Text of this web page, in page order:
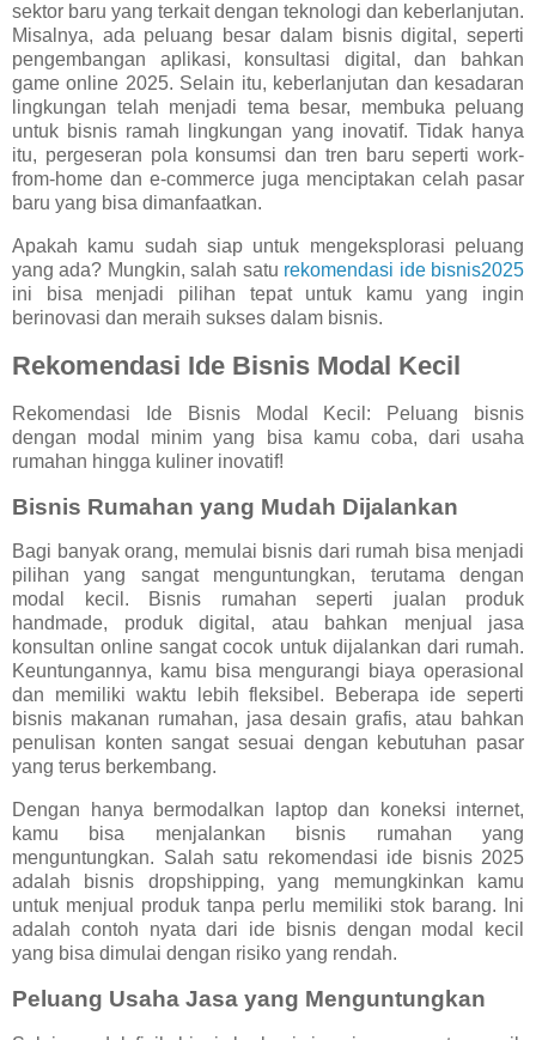
sektor baru yang terkait dengan teknologi dan keberlanjutan.
Misalnya, ada peluang besar dalam bisnis digital, seperti
pengembangan aplikasi, konsultasi digital, dan bahkan
game online 2025. Selain itu, keberlanjutan dan kesadaran
lingkungan telah menjadi tema besar, membuka peluang
untuk bisnis ramah lingkungan yang inovatif. Tidak hanya
itu, pergeseran pola konsumsi dan tren baru seperti work-
from-home dan e-commerce juga menciptakan celah pasar
baru yang bisa dimanfaatkan.
Apakah kamu sudah siap untuk mengeksplorasi peluang
yang ada? Mungkin, salah satu rekomendasi ide bisnis2025
ini bisa menjadi pilihan tepat untuk kamu yang ingin
berinovasi dan meraih sukses dalam bisnis.
Rekomendasi Ide Bisnis Modal Kecil
Rekomendasi Ide Bisnis Modal Kecil: Peluang bisnis
dengan modal minim yang bisa kamu coba, dari usaha
rumahan hingga kuliner inovatif!
Bisnis Rumahan yang Mudah Dijalankan
Bagi banyak orang, memulai bisnis dari rumah bisa menjadi
pilihan yang sangat menguntungkan, terutama dengan
modal kecil. Bisnis rumahan seperti jualan produk
handmade, produk digital, atau bahkan menjual jasa
konsultan online sangat cocok untuk dijalankan dari rumah.
Keuntungannya, kamu bisa mengurangi biaya operasional
dan memiliki waktu lebih fleksibel. Beberapa ide seperti
bisnis makanan rumahan, jasa desain grafis, atau bahkan
penulisan konten sangat sesuai dengan kebutuhan pasar
yang terus berkembang.
Dengan hanya bermodalkan laptop dan koneksi internet,
kamu bisa menjalankan bisnis rumahan yang
menguntungkan. Salah satu rekomendasi ide bisnis 2025
adalah bisnis dropshipping, yang memungkinkan kamu
untuk menjual produk tanpa perlu memiliki stok barang. Ini
adalah contoh nyata dari ide bisnis dengan modal kecil
yang bisa dimulai dengan risiko yang rendah.
Peluang Usaha Jasa yang Menguntungkan